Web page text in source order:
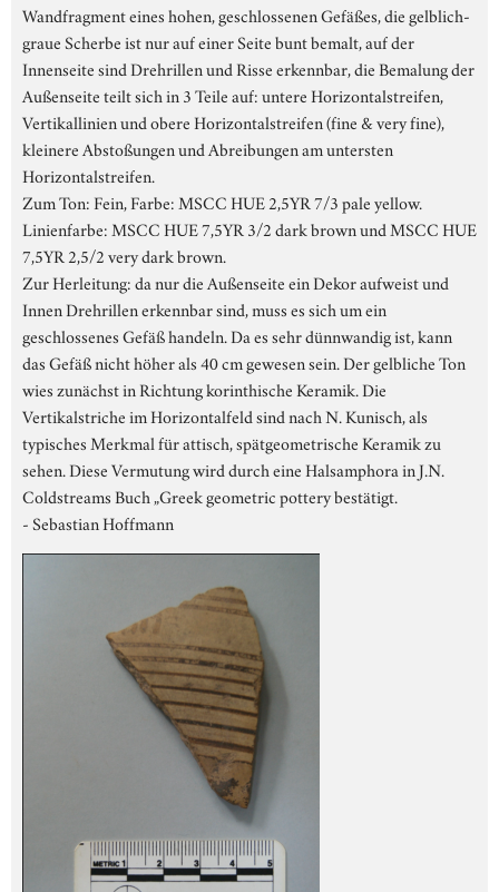
Wandfragment eines hohen, geschlossenen Gefäßes, die gelblich-
graue Scherbe ist nur auf einer Seite bunt bemalt, auf der
Innenseite sind Drehrillen und Risse erkennbar, die Bemalung der
Außenseite teilt sich in 3 Teile auf: untere Horizontalstreifen,
Vertikallinien und obere Horizontalstreifen (fine & very fine),
kleinere Abstoßungen und Abreibungen am untersten
Horizontalstreifen.
Zum Ton: Fein, Farbe: MSCC HUE 2,5YR 7/3 pale yellow.
Linienfarbe: MSCC HUE 7,5YR 3/2 dark brown und MSCC HUE
7,5YR 2,5/2 very dark brown.
Zur Herleitung: da nur die Außenseite ein Dekor aufweist und
Innen Drehrillen erkennbar sind, muss es sich um ein
geschlossenes Gefäß handeln. Da es sehr dünnwandig ist, kann
das Gefäß nicht höher als 40 cm gewesen sein. Der gelbliche Ton
wies zunächst in Richtung korinthische Keramik. Die
Vertikalstriche im Horizontalfeld sind nach N. Kunisch, als
typisches Merkmal für attisch, spätgeometrische Keramik zu
sehen. Diese Vermutung wird durch eine Halsamphora in J.N.
Coldstreams Buch „Greek geometric pottery bestätigt.
- Sebastian Hoffmann